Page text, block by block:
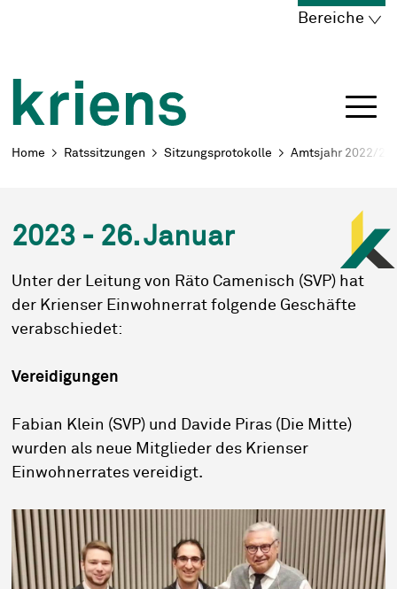
Navigieren in Kriens
Bereiche
Breadcrumb
Home Ratssitzungen Sitzungsprotokolle Amtsjahr 2022/23
2023 - 26. Januar
Unter der Leitung von Räto Camenisch (SVP) hat
der Krienser Einwohnerrat folgende Geschäfte
verabschiedet:
Vereidigungen
Fabian Klein (SVP) und Davide Piras (Die Mitte)
wurden als neue Mitglieder des Krienser
Einwohnerrates vereidigt.